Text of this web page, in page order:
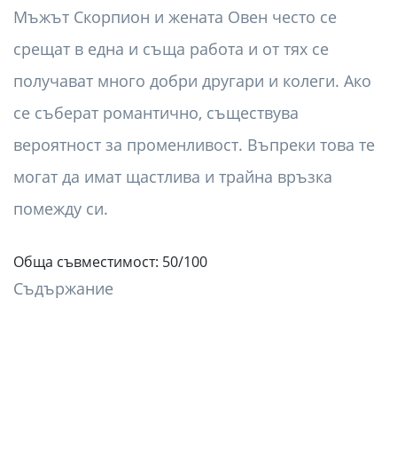
Мъжът Скорпион и жената Овен често се
срещат в една и съща работа и от тях се
получават много добри другари и колеги. Ако
се съберат романтично, съществува
вероятност за променливост. Въпреки това те
могат да имат щастлива и трайна връзка
помежду си.
Обща съвместимост: 50/100
Съдържание